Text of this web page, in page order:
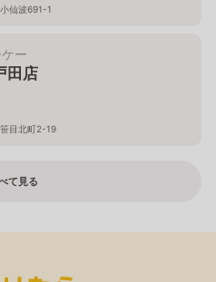
仙波691-1
ー
田店
目北町2-19
て見る